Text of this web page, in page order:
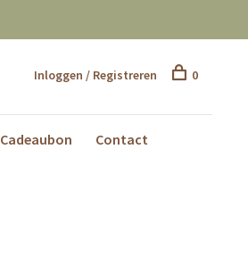
Cadeaubon Contact
Inloggen / Registreren 0